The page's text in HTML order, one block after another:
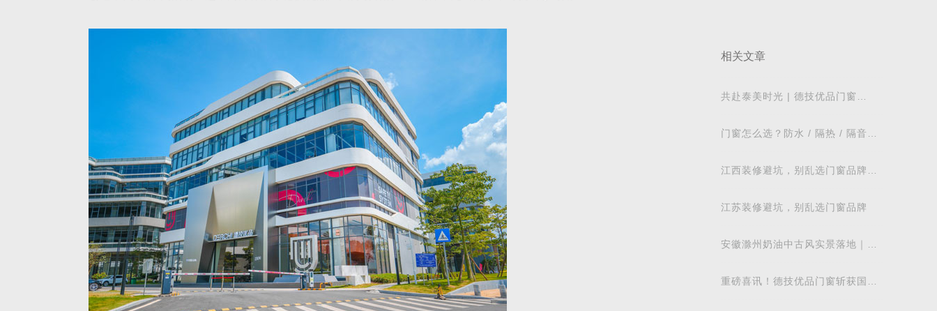
相关文章
共赴泰美时光 | 德技优品门窗
门窗怎么选？防水 / 隔热 / 隔音需
业
江西装修避坑，别乱选门窗品牌，
江苏装修避坑，别乱选门窗品牌
安徽滁州奶油中古风实景落地｜德
重磅喜讯！德技优品门窗斩获国际